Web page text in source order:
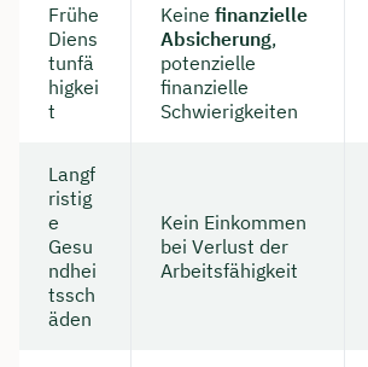
Frühe
Diens
tunfä
higkei
t
Keine finanzielle
Absicherung,
potenzielle
finanzielle
Schwierigkeiten
Langf
ristig
e
Gesu
ndhei
tssch
äden
Kein Einkommen
bei Verlust der
Arbeitsfähigkeit